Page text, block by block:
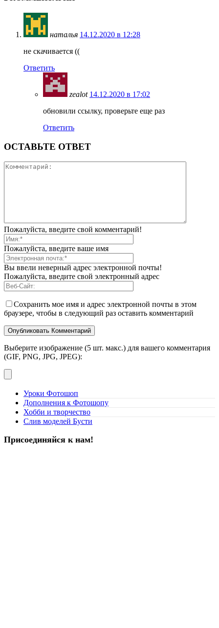
наталья 14.12.2020 в 12:28
не скачивается ((
Ответить
zealot 14.12.2020 в 17:02
обновили ссылку, проверьте еще раз
Ответить
ОСТАВЬТЕ ОТВЕТ
Пожалуйста, введите свой комментарий!
Пожалуйста, введите ваше имя
Вы ввели неверный адрес электронной почты!
Пожалуйста, введите свой электронный адрес
Сохранить мое имя и адрес электронной почты в этом
браузере, чтобы в следующий раз оставить комментарий
Выберите изображение (5 шт. макс.) для вашего комментария
(GIF, PNG, JPG, JPEG):
Уроки Фотошоп
Дополнения к Фотошопу
Хобби и творчество
Слив моделей Бусти
Присоединяйся к нам!